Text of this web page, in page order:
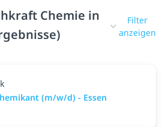
Chemie in
Filter
anzeigen
(m/w/d) - Essen